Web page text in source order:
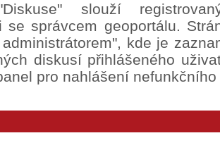
slouží
se správcem geoportálu.
kde je
diskusí přihlášeného
pro nahlášení